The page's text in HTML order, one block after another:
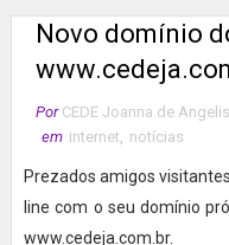
Novo domínio
Por CEDE Joanna de Angelis
em internet, notícias
Prezados amigos
line com o seu domínio
www.cedeja.com.br.